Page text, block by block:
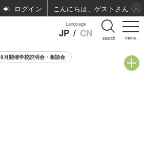
menu
Language
JP / CN search
8月開催学校説明会・相談会
ログイン こんにちは、ゲストさん